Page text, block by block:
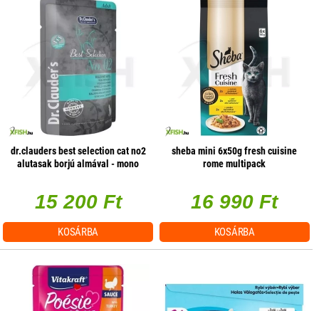
dr.clauders best selection cat no2
alutasak borjú almával - mono
15 200 Ft
KOSÁRBA
sheba mini 6x50g fresh cuisine
rome multipack
16 990 Ft
KOSÁRBA